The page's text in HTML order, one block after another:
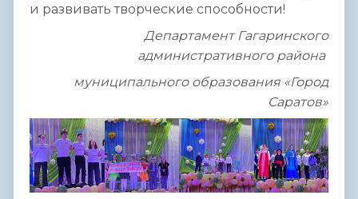
и развивать творческие способности!
Департамент Гагаринского
административного района
муниципального образования «Город
Саратов»